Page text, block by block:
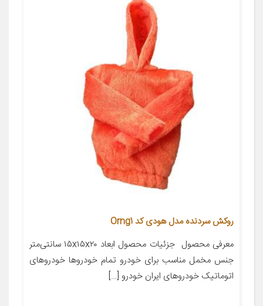
روکش سردنده مدل هودی کد Orng1
معرفی محصول ‌‌‌‌‌‌‌‌‌‌‌‌‌‌‌‌‌‌‌‌‌‌‌‌‌‌‌‌‌‌‌‌‌‌‌‌‌‌‌‌‌‌‌‌‌‌‌‌‌‌‌‌‌‌‌‌‌‌‌‌‌‌‌‌‌‌‌‌‌‌‌‌‌‌‌‌‌‌‌‌‌‌‌‌‌‌‌‌‌‌‌‌‌‌‌‌‌‌‌‌‌‌‌‌‌‌‌‌‌‌‌‌‌‌‌‌‌‌‌‌‌‌‌‌‌‌‌‌‌‌‌‌‌‌‌‌‌‌‌‌‌‌‌‌‌‌‌‌‌‌ جزئیات محصول ابعاد ۱۵x۱۵x۲۰ سانتی‌متر
جنس مخمل مناسب برای خودرو تمام خودروها خودروهای
اتوماتیک خودروهای ایران خودرو […]